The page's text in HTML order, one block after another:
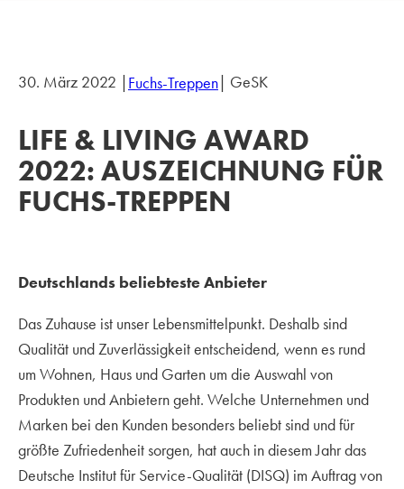
30. März 2022 |Fuchs-Treppen| GeSK
LIFE & LIVING AWARD
2022: AUSZEICHNUNG FÜR
FUCHS-TREPPEN
Deutschlands beliebteste Anbieter
Das Zuhause ist unser Lebensmittelpunkt. Deshalb sind
Qualität und Zuverlässigkeit entscheidend, wenn es rund
um Wohnen, Haus und Garten um die Auswahl von
Produkten und Anbietern geht. Welche Unternehmen und
Marken bei den Kunden besonders beliebt sind und für
größte Zufriedenheit sorgen, hat auch in diesem Jahr das
Deutsche Institut für Service-Qualität (DISQ) im Auftrag von